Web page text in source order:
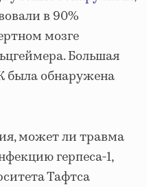
в 90%
мозге
Большая
была обнаружена
может ли травма
герпеса-1,
Тафтса